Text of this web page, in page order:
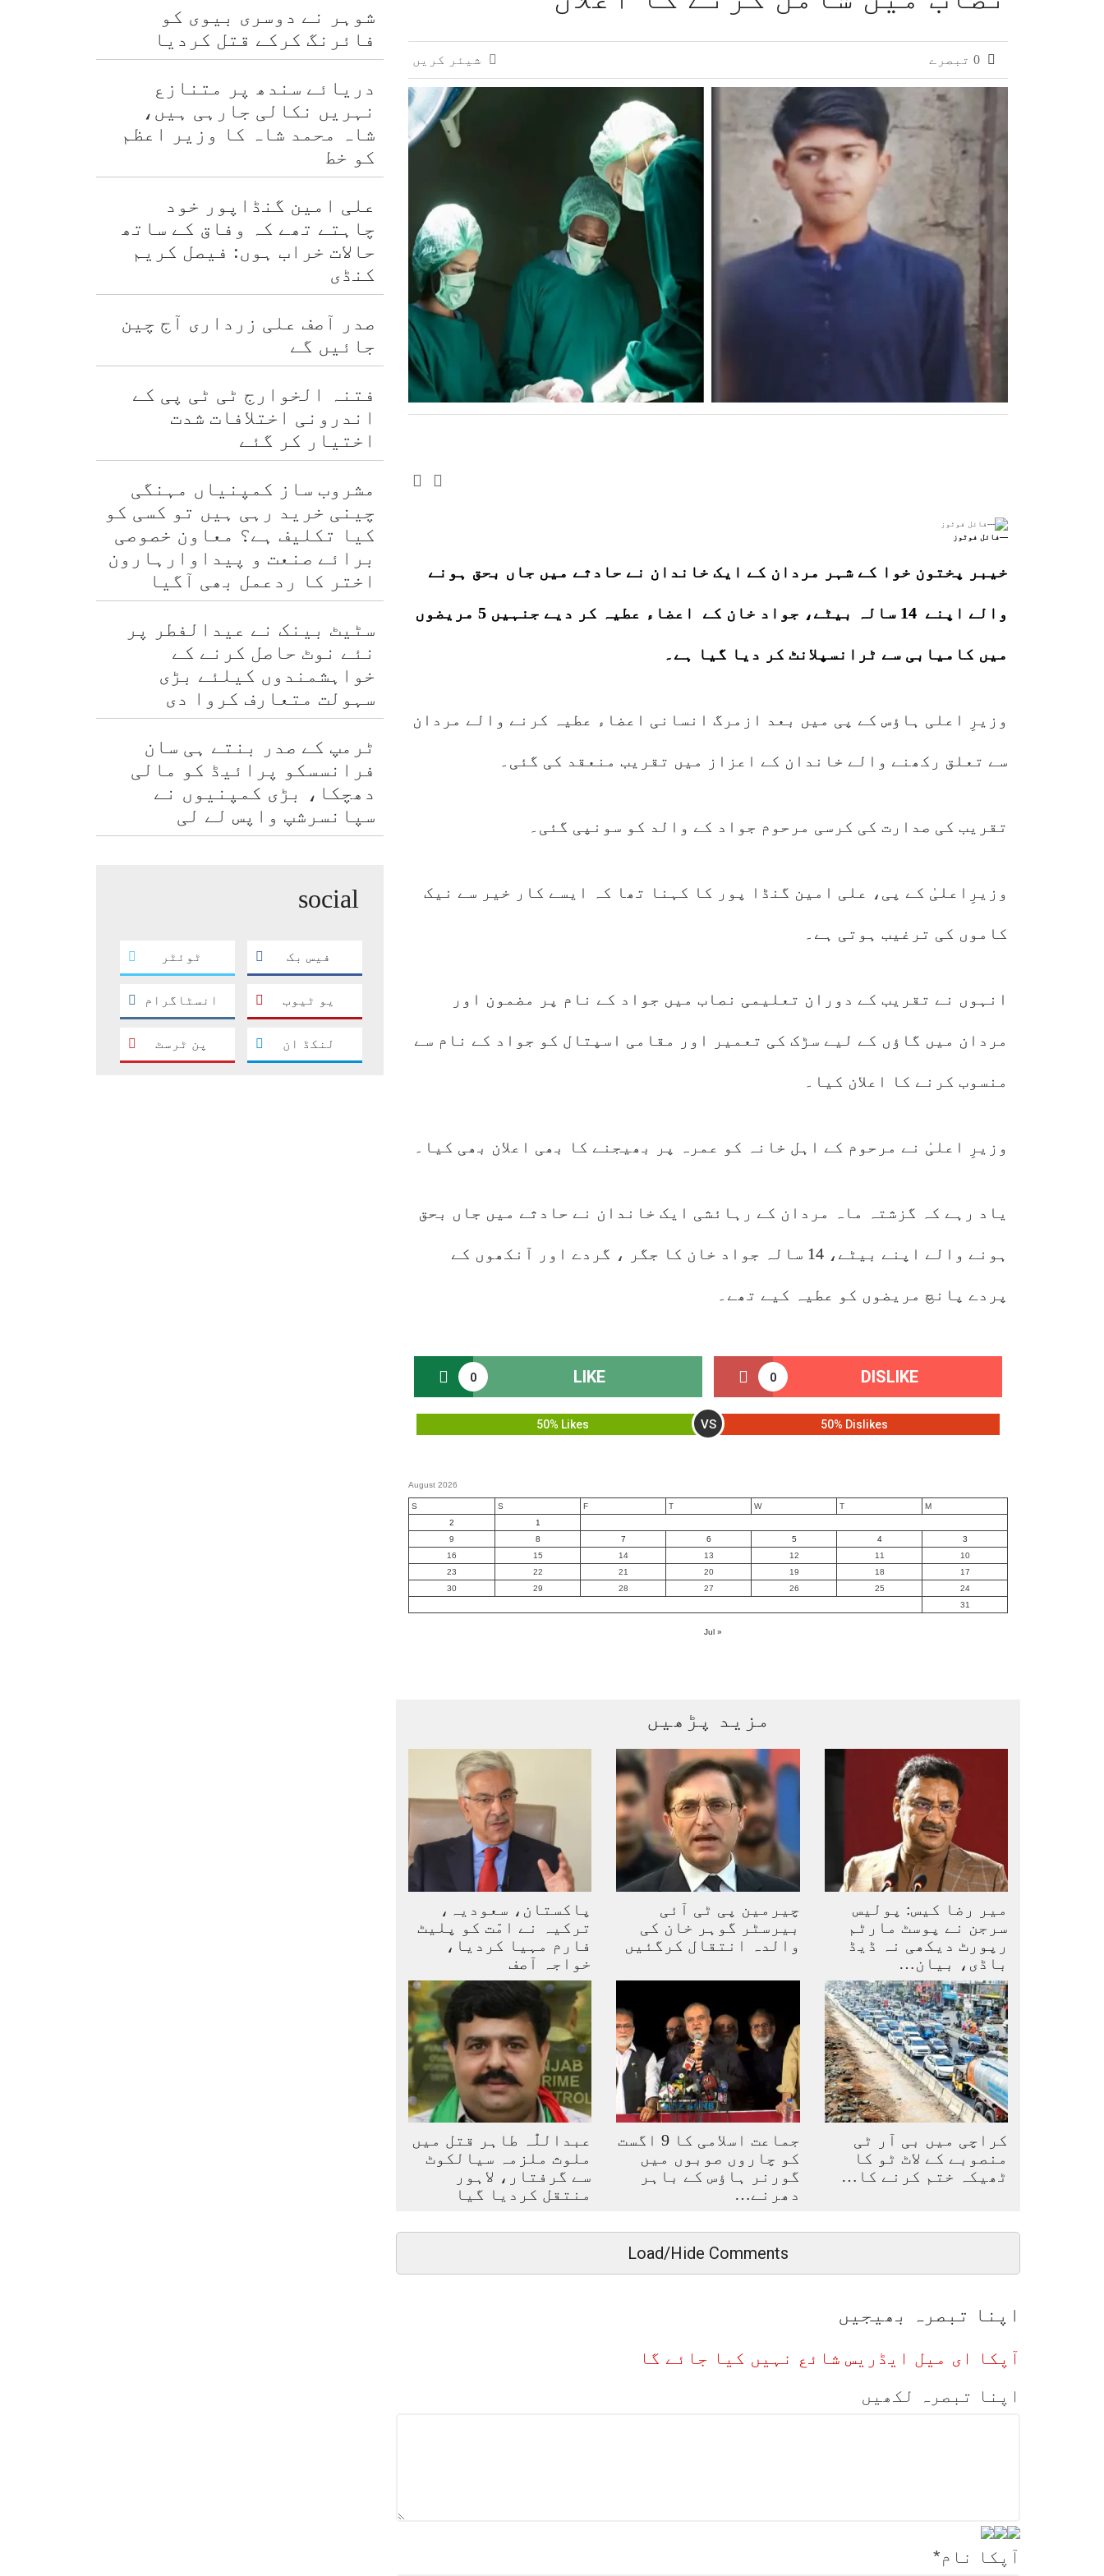
جماعت اسلامی کا 9 اگست کو چاروں صوبوں میں گورنر ہاؤس کے باہر دھرنے کا اعلان
شوہر نے دوسری بیوی کو
فائرنگ کرکے قتل کردیا
دریائے سندھ پر متنازع
نہریں نکالی جارہی ہیں،
شاہ محمد شاہ کا وزیر اعظم
کو خط
علی امین گنڈاپور خود
چاہتے تھے کہ وفاق کے ساتھ
حالات خراب ہوں: فیصل کریم
کنڈی
صدر آصف علی زرداری آج چین
جائیں گے
فتنہ الخوارج ٹی ٹی پی کے
اندرونی اختلافات شدت
اختیار کر گئے
مشروب ساز کمپنیاں مہنگی
چینی خرید رہی ہیں تو کسی کو
کیا تکلیف ہے؟ معاون خصوصی
برائے صنعت و پیداوارہارون
اختر کا ردعمل بھی آگیا
سٹیٹ بینک نے عیدالفطر پر
نئے نوٹ حاصل کرنے کے
خواہشمندوں کیلئے بڑی
سہولت متعارف کروا دی
ٹرمپ کے صدر بنتے ہی سان
فرانسسکو پرائیڈ کو مالی
دھچکا، بڑی کمپنیوں نے
سپانسرشپ واپس لے لی
social
فیس بک ٹوئٹر
یو ٹیوب انسٹاگرام
لنکڈ ان پن ٹرسٹ
شیئر کریں
—فائل فوٹوز
خیبر پختون خوا کے شہر مردان کے ایک خاندان نے حادثے میں جاں بحق ہونے
والے اپنے 14 سالہ بیٹے، جواد خان کے اعضاء عطیہ کر دیے جنہیں 5 مریضوں
میں کامیابی سے ٹرانسپلانٹ کر دیا گیا ہے۔
وزیرِ اعلی ہاؤس کے پی میں بعد ازمرگ انسانی اعضاء عطیہ کرنے والے مردان
سے تعلق رکھنے والے خاندان کے اعزاز میں تقریب منعقد کی گئی۔
تقریب کی صدارت کی کرسی مرحوم جواد کے والد کو سونپی گئی۔
وزیرِاعلیٰ کے پی، علی امین گنڈا پور کا کہنا تھا کہ ایسے کار خیر سے نیک
کاموں کی ترغیب ہوتی ہے۔
انہوں نے تقریب کے دوران تعلیمی نصاب میں جواد کے نام پر مضمون اور
مردان میں گاؤں کے لیے سڑک کی تعمیر اور مقامی اسپتال کو جواد کے نام سے
منسوب کرنے کا اعلان کیا۔
وزیرِ اعلیٰ نے مرحوم کے اہل خانہ کو عمرہ پر بھیجنے کا بھی اعلان بھی کیا۔
یاد رہے کہ گزشتہ ماہ مردان کے رہائشی ایک خاندان نے حادثے میں جاں بحق
ہونے والے اپنے بیٹے، 14 سالہ جواد خان کا جگر ، گردے اور آنکھوں کے
پردے پانچ مریضوں کو عطیہ کیے تھے۔
0 LIKE 0 DISLIKE
50% Likes VS 50% Dislikes
August 2026
M
T
W
T
F
S
S
1
2
3
4
5
6
7
8
9
10
11
12
13
14
15
16
17
18
19
20
21
22
23
24
25
26
27
28
29
30
31
« Jul
مزید پڑھیں
پاکستان، سعودیہ،
ترکیہ نے امّت کو پلیٹ
فارم مہیا کردیا،
خواجہ آصف
چیرمین پی ٹی آئی
بیرسٹر گوہر خان کی
والدہ انتقال کرگئیں
میر رضا کیس: پولیس
سرجن نے پوسٹ مارٹم
رپورٹ دیکھی نہ ڈیڈ
باڈی، بیان…
عبداللّٰہ طاہر قتل میں
ملوث ملزمہ سیالکوٹ
سے گرفتار، لاہور
منتقل کردیا گیا
جماعت اسلامی کا 9 اگست
کو چاروں صوبوں میں
گورنر ہاؤس کے باہر
دھرنے…
کراچی میں بی آر ٹی
منصوبے کے لاٹ ٹو کا
ٹھیکہ ختم کرنے کا…
Load/Hide Comments
اپنا تبصرہ بھیجیں
آپکا ای میل ایڈریس شائع نہیں کیا جائے گا
اپنا تبصرہ لکھیں
آپکا نام*